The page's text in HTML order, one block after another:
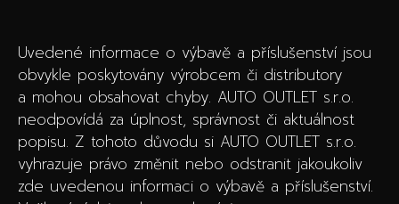
Uvedené informace o výbavě a příslušenství jsou
obvykle poskytovány výrobcem či distributory
a mohou obsahovat chyby. AUTO OUTLET s.r.o.
neodpovídá za úplnost, správnost či aktuálnost
popisu. Z tohoto důvodu si AUTO OUTLET s.r.o.
vyhrazuje právo změnit nebo odstranit jakoukoliv
zde uvedenou informaci o výbavě a příslušenství.